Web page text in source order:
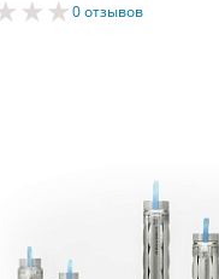
0 отзывов